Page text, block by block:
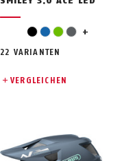
black
bluegreengrey
light green +
22 VARIANTEN
VERGLEICHEN